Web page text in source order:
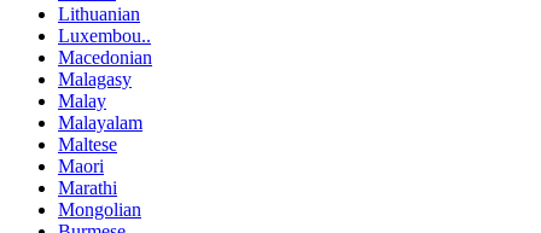
Lithuanian
Luxembou..
Macedonian
Malagasy
Malay
Malayalam
Maltese
Maori
Marathi
Mongolian